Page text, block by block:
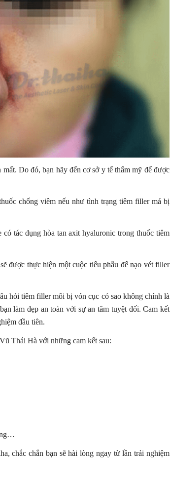
Do đó, bạn hãy đến cơ sở y tế thẩm mỹ để được
chống viêm nếu như tình trạng tiêm filler má bị
tác dụng hòa tan axit hyaluronic trong thuốc tiêm
được thực hiện một cuộc tiểu phẫu để nạo vét filler
hỏi tiêm filler môi bị vón cục có sao không chính là
làm đẹp an toàn với sự an tâm tuyệt đối. Cam kết
đầu tiên.
Thái Hà với những cam kết sau:
chắc chắn bạn sẽ hài lòng ngay từ lần trải nghiệm